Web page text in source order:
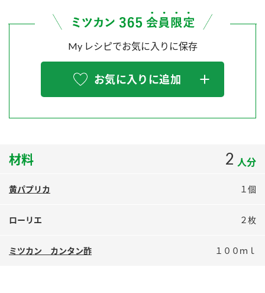
炊き込みご飯の素 米飯用調味液
PIN印
スペシャルサイト
お酢を知ろう！
ぽん酢サワー
ミツカンのCM
ZENB initiative
MIM（ミツカンミュージアム）
各部門が大切にしていること
販売終了製品のご案内
よくあるご質問
地図から取り扱い店舗を探す
My レシピでお気に入りに保存
お気に入りに追加
材料 2 人分
黄パプリカ １個
ローリエ ２枚
ミツカン カンタン酢 １００ｍｌ